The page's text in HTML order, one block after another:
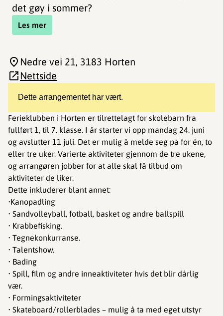
det gøy i sommer?
Les mer
Dette arrangementet har vært.
Ferieklubben i Horten er tilrettelagt for skolebarn fra
fullført 1, til 7. klasse. I år starter vi opp mandag 24. juni
og avslutter 11 juli. Det er mulig å melde seg på for én, to
eller tre uker. Varierte aktiviteter gjennom de tre ukene,
og arrangøren jobber for at alle skal få tilbud om
aktiviteter de liker.
Dette inkluderer blant annet:
•Kanopadling
• Sandvolleyball, fotball, basket og andre ballspill
• Krabbefisking.
• Tegnekonkurranse.
• Talentshow.
• Bading
• Spill, film og andre inneaktiviteter hvis det blir dårlig
vær.
• Formingsaktiviteter
• Skateboard/rollerblades – mulig å ta med eget utstyr
Nedre vei 21, 3183 Horten
Nettside